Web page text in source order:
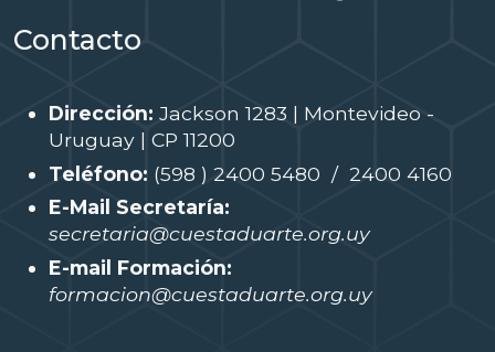
Contacto
Dirección: Jackson 1283 | Montevideo -
Uruguay | CP 11200
Teléfono: (598 ) 2400 5480 / 2400 4160
E-Mail Secretaría:
secretaria@cuestaduarte.org.uy
E-mail Formación:
formacion@cuestaduarte.org.uy